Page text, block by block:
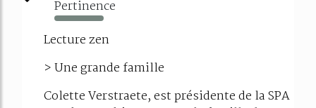
Pertinence
107%
Lecture zen
> Une grande famille
Colette Verstraete, est présidente de la SPA